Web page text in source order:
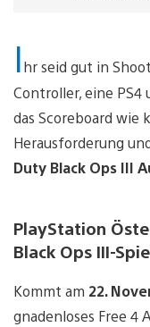
Ihr seid gut in
Controller, eine
das Scoreboard wie
Herausforderung
Duty Black Ops III
PlayStation
Black Ops III-
Kommt am 22.
gnadenloses Free 4